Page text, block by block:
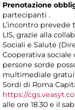
Prenotazione
partecipanti .
L’incontro
LIS, grazie alla
Sociali e Salute
Cooperativa sociale
persone sorde
multimediale
Sordi di Roma
https://
alle ore 18.30 e il